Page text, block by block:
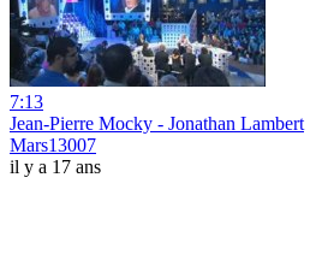
7:13
Jean-Pierre Mocky - Jonathan Lambert
Mars13007
il y a 17 ans